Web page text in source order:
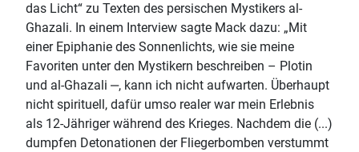
das Licht“ zu Texten des persischen Mystikers al-
Ghazali. In einem Interview sagte Mack dazu: „Mit
einer Epiphanie des Sonnenlichts, wie sie meine
Favoriten unter den Mystikern beschreiben – Plotin
und al-Ghazali ‒, kann ich nicht aufwarten. Überhaupt
nicht spirituell, dafür umso realer war mein Erlebnis
als 12-Jähriger während des Krieges. Nachdem die (...)
dumpfen Detonationen der Fliegerbomben verstummt